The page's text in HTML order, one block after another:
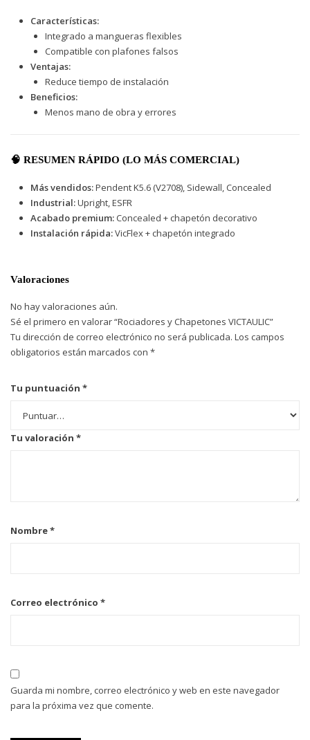
Características:
Integrado a mangueras flexibles
Compatible con plafones falsos
Ventajas:
Reduce tiempo de instalación
Beneficios:
Menos mano de obra y errores
🧠 RESUMEN RÁPIDO (LO MÁS COMERCIAL)
Más vendidos:Pendent K5.6 (V2708), Sidewall, Concealed
Industrial:Upright, ESFR
Acabado premium: Concealed + chapetón decorativo
Instalación rápida:VicFlex + chapetón integrado
Valoraciones
No hay valoraciones aún.
Sé el primero en valorar “Rociadores y Chapetones VICTAULIC”
Tu dirección de correo electrónico no será publicada. Los campos
obligatorios están marcados con *
Tu puntuación *
Tu valoración *
Nombre*
Correo electrónico *
Guarda mi nombre, correo electrónico y web en este navegador
para la próxima vez que comente.